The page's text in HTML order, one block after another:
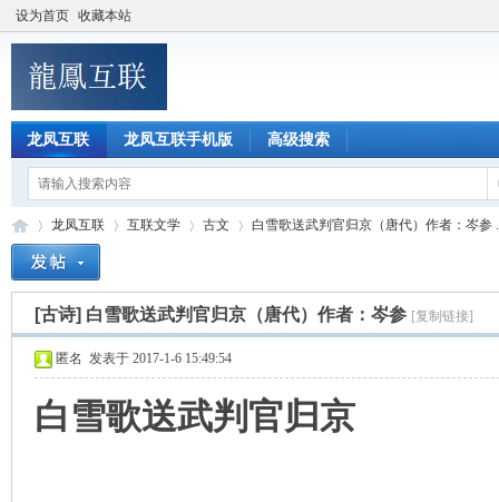
设为首页 收藏本站
龙凤互联 龙凤互联手机版 高级搜索
龙凤互联
›
互联文学
›
古文
›
白雪歌送武判官归京（唐代）作者：岑参
[古诗] 白雪歌送武判官归京（唐代）作者：岑参 [复制链接]
匿名 发表于 2017-1-6 15:49:54
白雪歌送武判官归京